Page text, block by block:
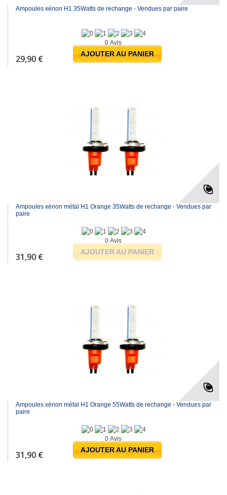
Ampoules xénon H1 35Watts de rechange - Vendues par paire
0 Avis
29,90 € AJOUTER AU PANIER
Ampoules xénon métal H1 Orange 35Watts de rechange - Vendues par
paire
0 Avis
31,90 € AJOUTER AU PANIER
Ampoules xénon métal H1 Orange 55Watts de rechange - Vendues par
paire
0 Avis
31,90 € AJOUTER AU PANIER